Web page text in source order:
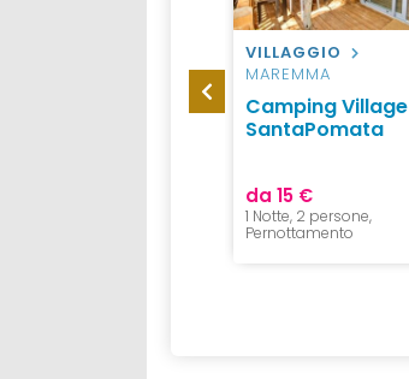
VILLAGGIO
MAREMMA
Camping Village
SantaPomata
da 15 €
1 Notte, 2 persone,
Pernottamento